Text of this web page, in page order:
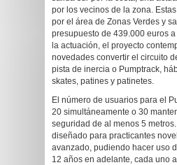
por los vecinos de la zona.
por el área de Zonas Verdes y
presupuesto de 439.000 euros
la actuación, el proyecto
novedades convertir el circuito
pista de inercia o Pumptrack,
skates, patines y patinetes.
El número de usuarios para el
20 simultáneamente o 30
seguridad de al menos 5
diseñado para practicantes
avanzado, pudiendo hacer uso
12 años en adelante, cada uno